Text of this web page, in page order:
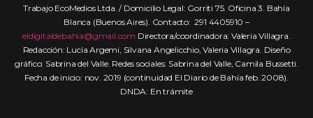
Trabajo EcoMedios Ltda. / Domicilio Legal: Gorriti 75. Oficina 3. Bahía
Blanca (Buenos Aires). Contacto: 291 4405910 –
eldigitaldebahia@gmail.com Directora/coordinadora: Valeria Villagra.
Redacción: Lucía Argemi, Silvana Angelicchio, Valeria Villagra. Diseño
gráfico: Sabrina del Valle. Redes sociales: Sabrina del Valle, Camila Bussetti.
Fecha de inicio: nov. 2019 (continuidad El Diario de Bahía feb. 2008).
DNDA: En trámite